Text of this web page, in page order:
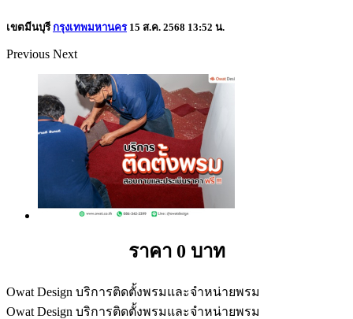
เขตมีนบุรีกรุงเทพมหานคร 15 ส.ค. 2568 13:52 น.
Previous Next
ราคา 0 บาท
Owat Design บริการติดตั้งพรมและจำหน่ายพรม
Owat Design บริการติดตั้งพรมและจำหน่ายพรม